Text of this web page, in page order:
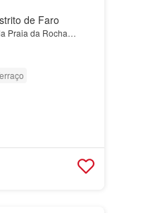
de Faro
Praia da Rocha…